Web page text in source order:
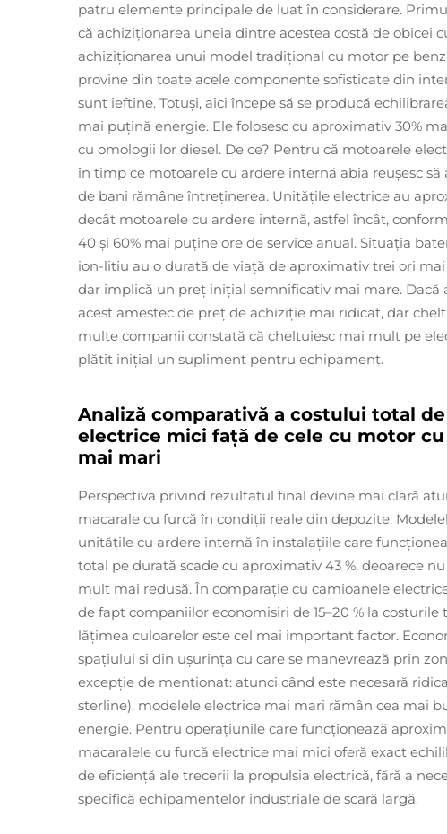
patru elemente principale de luat în considerare.
că achiziționarea uneia dintre acestea costă de obicei
achiziționarea unui model tradițional cu motor pe
provine din toate acele componente sofisticate din
sunt ieftine. Totuși, aici începe să se producă
mai puțină energie. Ele folosesc cu aproximativ 30%
cu omologii lor diesel. De ce? Pentru că motoarele
în timp ce motoarele cu ardere internă abia reușesc
de bani rămâne întreținerea. Unitățile electrice au
decât motoarele cu ardere internă, astfel încât,
40 și 60% mai puține ore de service anual. Situația
ion-litiu au o durată de viață de aproximativ trei ori
dar implică un preț inițial semnificativ mai mare. Dacă
acest amestec de preț de achiziție mai ridicat, dar
multe companii constată că cheltuiesc mai mult pe
plătit inițial un supliment pentru echipament.
Analiză comparativă a costului total
electrice mici față de cele cu motor
mai mari
Perspectiva privind rezultatul final devine mai clară
macarale cu furcă în condiții reale din depozite.
unitățile cu ardere internă în instalațiile care
total pe durată scade cu aproximativ 43 %, deoarece
mult mai redusă. În comparație cu camioanele
de fapt companiilor economisiri de 15–20 % la
lățimea culoarelor este cel mai important factor.
spațiului și din ușurința cu care se manevrează prin
excepție de menționat: atunci când este necesară
sterline), modelele electrice mai mari rămân cea mai
energie. Pentru operațiunile care funcționează
macaralele cu furcă electrice mai mici oferă exact
de eficiență ale trecerii la propulsia electrică, fără a
specifică echipamentelor industriale de scară largă.